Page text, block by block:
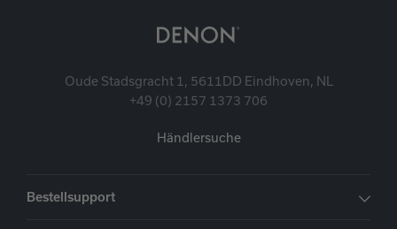
Oude Stadsgracht 1, 5611DD Eindhoven, NL
+49 (0) 2157 1373 706
Händlersuche
Bestellsupport